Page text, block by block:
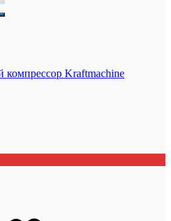
компрессор Kraftmaсhine